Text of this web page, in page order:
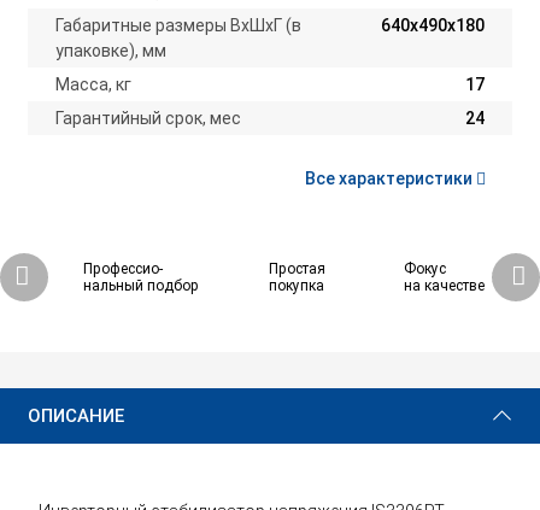
Габаритные размеры ВхШхГ (в
упаковке), мм
640х490х180
Масса, кг
17
Гарантийный срок, мес
24
Все характеристики
Профессио-
нальный подбор
Простая
покупка
Фокус
на качестве
83 750 ₽ Купить
ОПИСАНИЕ